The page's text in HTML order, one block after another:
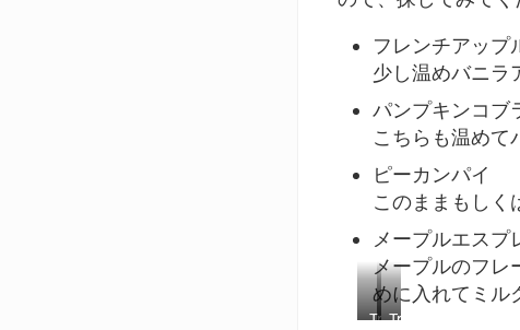
on
an
appetizer
plate
with
side
of
フレンチアップ
少し温めバニラ
パンプキンコブ
こちらも温めて
ピーカンパイ
このままもしく
メープルエスプ
メープルのフレ
めに入れてミル
TraderTrader